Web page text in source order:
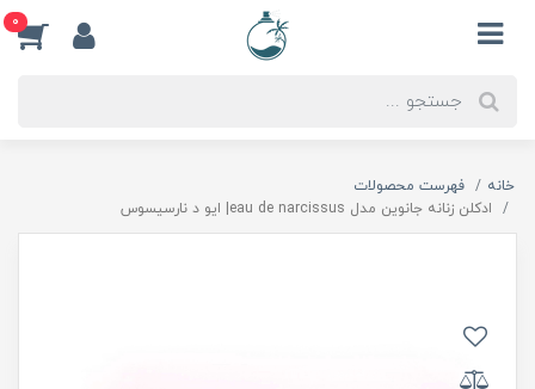
0
خانه
فهرست محصولات
ادكلن زنانه جانوين مدل eau de narcissus| ايو د نارسيسوس